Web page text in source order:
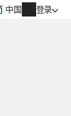
中国 登录